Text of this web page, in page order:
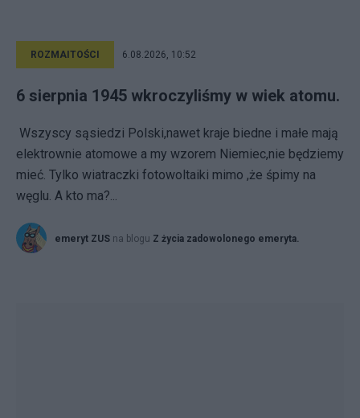
ROZMAITOŚCI 6.08.2026, 10:52
6 sierpnia 1945 wkroczyliśmy w wiek atomu.
Wszyscy sąsiedzi Polski,nawet kraje biedne i małe mają
elektrownie atomowe a my wzorem Niemiec,nie będziemy
mieć. Tylko wiatraczki fotowoltaiki mimo ,że śpimy na
węglu. A kto ma?...
emeryt ZUS na blogu Z życia zadowolonego emeryta.